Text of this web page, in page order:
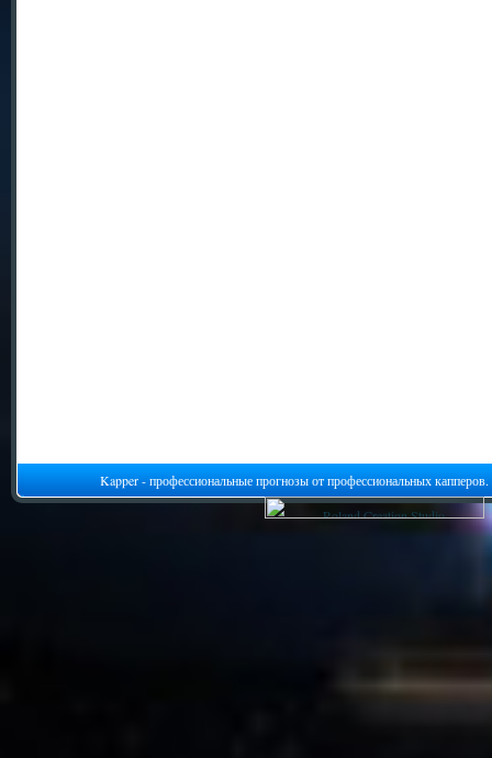
Kapper - профессиональные прогнозы от профессиональных